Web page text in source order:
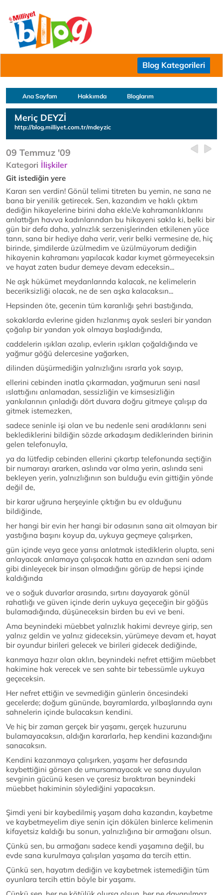
Blog Kategorileri
Ana Sayfam Hakkımda Bloglarım
Meriç DEYZİ
http://blog.milliyet.com.tr/mdeyzic
09 Temmuz '09
Kategori İlişkiler
Git istediğin yere
Kararı sen verdin! Gönül telimi titreten bu yemin, ne sana ne
bana bir yenilik getirecek. Sen, kazandım ve haklı çıktım
dediğin hikayelerine birini daha ekle.Ve kahramanlıklarını
anlattığın havva kadınlarından bu hikayeni sakla ki, belki bir
gün bir defa daha, yalnızlık serzenişlerinden etkilenen yüce
tanrı, sana bir hediye daha verir, verir belki vermesine de, hiç
birinde, şimdilerde üzülmedim ve üzülmüyorum dediğin
hikayenin kahramanı yapılacak kadar kıymet görmeyeceksin
ve hayat zaten budur demeye devam edeceksin...
Ne aşk hükümet meydanlarında kalacak, ne kelimelerin
beceriksizliği olacak, ne de sen aşka kalacaksın...
Hepsinden öte, gecenin tüm karanlığı şehri bastığında,
sokaklarda evlerine giden hızlanmış ayak sesleri bir yandan
çoğalıp bir yandan yok olmaya başladığında,
caddelerin ışıkları azalıp, evlerin ışıkları çoğaldığında ve
yağmur göğü delercesine yağarken,
dilinden düşürmediğin yalnızlığını ısrarla yok sayıp,
ellerini cebinden inatla çıkarmadan, yağmurun seni nasıl
ıslattığını anlamadan, sessizliğin ve kimsesizliğin
yankılarının çınladığı dört duvara doğru gitmeye çalışıp da
gitmek istemezken,
sadece seninle işi olan ve bu nedenle seni aradıklarını seni
beklediklerini bildiğin sözde arkadaşım dediklerinden birinin
gelen telefonuyla,
ya da lütfedip cebinden ellerini çıkartıp telefonunda seçtiğin
bir numarayı ararken, aslında var olma yerin, aslında seni
bekleyen yerin, yalnızlığının son bulduğu evin gittiğin yönde
değil de,
bir karar uğruna herşeyinle çıktığın bu ev olduğunu
bildiğinde,
her hangi bir evin her hangi bir odasının sana ait olmayan bir
yastığına başını koyup da, uykuya geçmeye çalışırken,
gün içinde veya gece yarısı anlatmak istediklerin olupta, seni
anlayacak anlamaya çalışacak hatta en azından seni adam
gibi dinleyecek bir insan olmadığını görüp de hepsi içinde
kaldığında
ve o soğuk duvarlar arasında, sırtını dayayarak gönül
rahatlığı ve güven içinde derin uykuya geçeceğin bir göğüs
bulamadığında, düşüneceksin birden bu evi ve beni.
Ama beynindeki müebbet yalnızlık hakimi devreye girip, sen
yalnız geldin ve yalnız gideceksin, yürümeye devam et, hayat
bir oyundur birileri gelecek ve birileri gidecek dediğinde,
kanmaya hazır olan aklın, beynindeki nefret ettiğim müebbet
hakimine hak verecek ve sen sahte bir tebessümle uykuya
geçeceksin.
Her nefret ettiğin ve sevmediğin günlerin öncesindeki
gecelerde; doğum gününde, bayramlarda, yılbaşlarında aynı
sahnelerin içinde bulacaksın kendini.
Ve hiç bir zaman gerçek bir yaşamı, gerçek huzurunu
bulamayacaksın, aldığın kararlarla, hep kendini kazandığını
sanacaksın.
Kendini kazanmaya çalışırken, yaşamı her defasında
kaybettiğini görsen de umursamayacak ve sana duyulan
sevginin gücünü kesen ve çaresiz bıraktıran beynindeki
müebbet hakiminin söylediğini yapacaksın.
Şimdi yeni bir kaybedilmiş yaşam daha kazandın, kaybetme
ve kaybetmeyelim diye senin için dökülen binlerce kelimenin
kifayetsiz kaldığı bu sonun, yalnızlığına bir armağanı olsun.
Çünkü sen, bu armağanı sadece kendi yaşamına değil, bu
evde sana kurulmaya çalışılan yaşama da tercih ettin.
Çünkü sen, hayatım dediğin ve kaybetmek istemediğin tüm
oyunlara tercih ettin böyle bir yaşamı.